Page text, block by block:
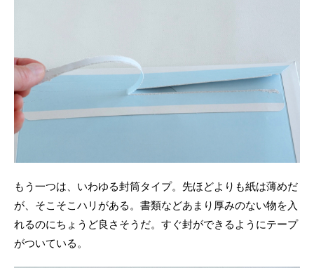
もう一つは、いわゆる封筒タイプ。先ほどよりも紙は薄めだ
が、そこそこハリがある。書類などあまり厚みのない物を入
れるのにちょうど良さそうだ。すぐ封ができるようにテープ
がついている。